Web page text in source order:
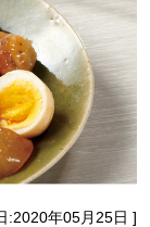
:2020年05月25日 ]